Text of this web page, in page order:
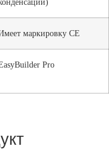
маркировку CE
Pro